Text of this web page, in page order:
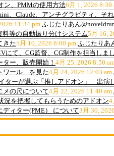
ン、PMMの使用方法6月 1, 2026 8:39
、Claude、アンチグラビティ、そ
11:34 pm ふじたりあん
料等の自動振り分けシステム5月 16,
きた5月 10, 2026 8:00 pm ふじたりあ
にて、CG監督、CG制作を担当しま
ー、販売開始！ 4月 25, 2026 8:50
ワール を見た4月 24, 2026 12:03 am
ターが選ぶ「推しアドオン」 出演
メの尺について4月 22, 2026 11:40 am
況を把握してもらうためのアドオン4
ディター(PME） について3月 30,